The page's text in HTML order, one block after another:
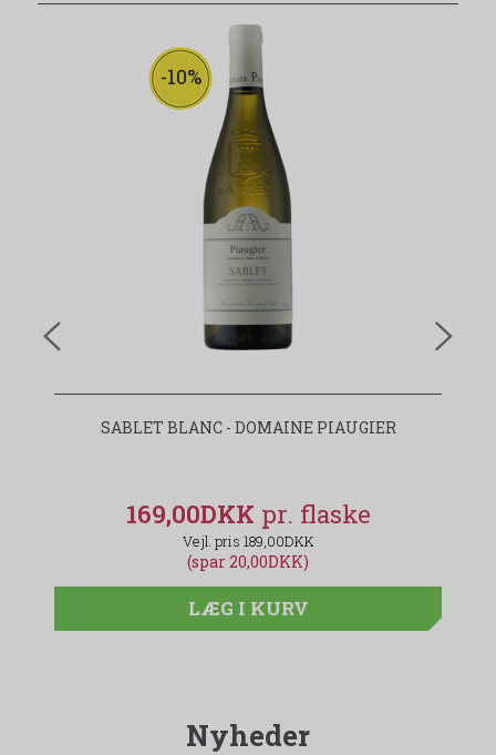
-10%
SABLET BLANC - DOMAINE PIAUGIER
169,00DKK
189,00DKK
(spar 20,00DKK)
LÆG I KURV
Nyheder